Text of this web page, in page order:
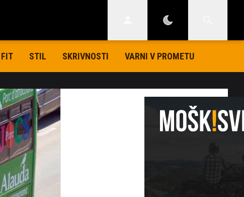
FIT STIL SKRIVNOSTI VARNI V PROMETU